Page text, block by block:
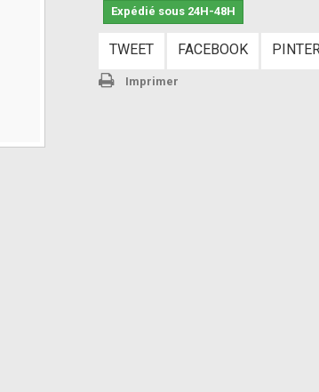
Expédié sous 24H-48H
TWEET FACEBOOK
Imprimer